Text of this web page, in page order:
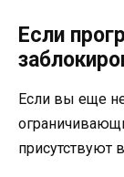
Если
Если вы еще
присутствуют